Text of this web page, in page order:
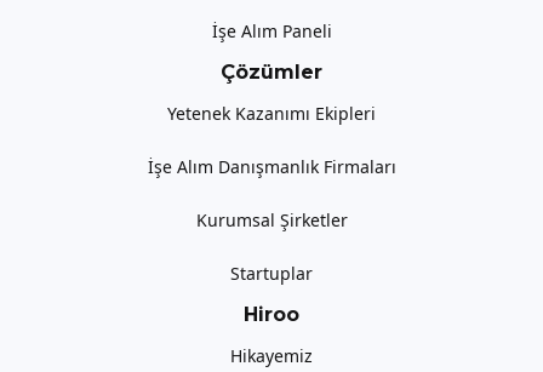
İşe Alım Paneli
Çözümler
Yetenek Kazanımı Ekipleri
İşe Alım Danışmanlık Firmaları
Kurumsal Şirketler
Startuplar
Hiroo
Hikayemiz